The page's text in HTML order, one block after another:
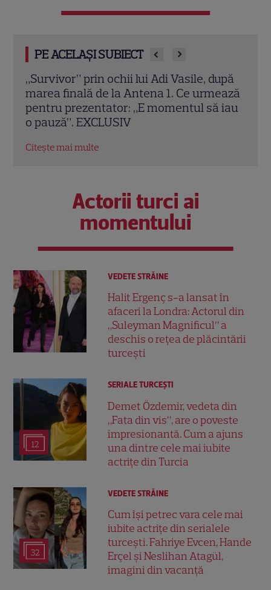
PE ACELAȘI SUBIECT
Bianca Stoica dă cărțile pe față după
finala Survivor! Ce spune despre Lucian
Popa și singurul lui duel real, cel cu Aris
Eram
Citește mai multe
Actorii turci ai
momentului
VEDETE STRĂINE
Halit Ergenç s-a lansat în
afaceri la Londra: Actorul din
„Suleyman Magnificul” a
deschis o rețea de plăcintării
turcești
12
SERIALE TURCEŞTI
Demet Özdemir, vedeta din
„Fata din vis”, are o poveste
impresionantă. Cum a ajuns
una dintre cele mai iubite
actrițe din Turcia
32
VEDETE STRĂINE
Cum își petrec vara cele mai
iubite actrițe din serialele
turcești. Fahriye Evcen, Hande
Erçel și Neslihan Atagül,
imagini din vacanță